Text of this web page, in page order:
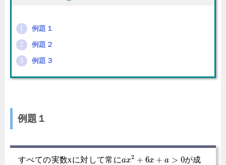
例題１
例題２
例題３
例題１
すべての実数xに対して常にax2 + 6x + a > 0が成